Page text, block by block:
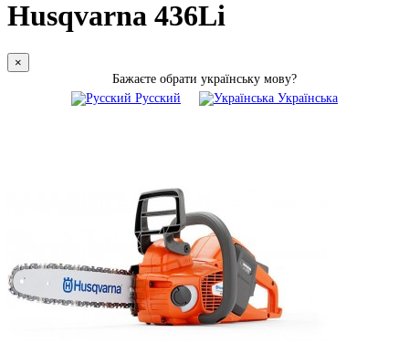
Husqvarna 436Li
×
Бажаєте обрати українську мову?
Русский
Українська